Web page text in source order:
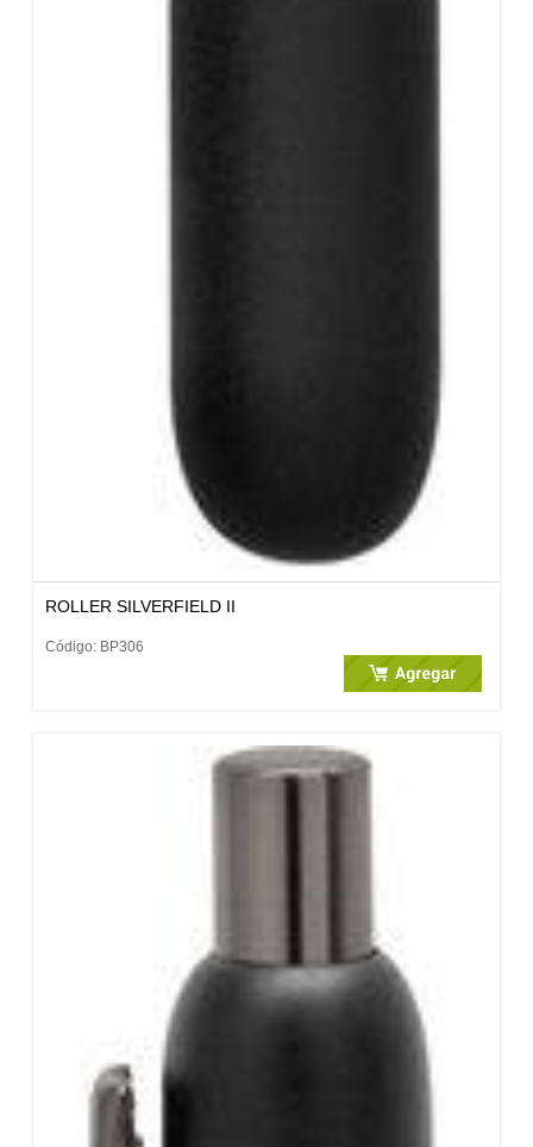
ROLLER SILVERFIELD II
Código: BP306